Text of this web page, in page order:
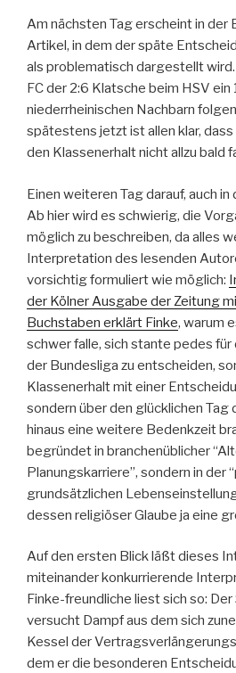
Am nächsten Tag erscheint in der
Artikel, in dem der späte
als problematisch dargestellt
FC der 2:6 Klatsche beim HSV ein
niederrheinischen Nachbarn
spätestens jetzt ist allen klar,
den Klassenerhalt nicht allzu bald
Einen weiteren Tag darauf, auch
Ab hier wird es schwierig, die
möglich zu beschreiben, da alles
Interpretation des lesenden
vorsichtig formuliert wie möglich:
der Kölner Ausgabe der Zeitung
Buchstaben erklärt Finke, warum
schwer falle, sich stante pedes für
der Bundesliga zu entscheiden,
Klassenerhalt mit einer
sondern über den glücklichen Tag
hinaus eine weitere Bedenkzeit
begründet in branchenüblicher
Planungskarriere”, sondern in der
grundsätzlichen
dessen religiöser Glaube ja eine
Auf den ersten Blick läßt dieses
miteinander konkurrierende
Finke-freundliche liest sich so:
versucht Dampf aus dem sich
Kessel der
dem er die besonderen